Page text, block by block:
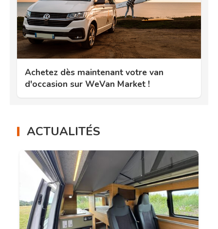
Achetez dès maintenant votre van
d'occasion sur WeVan Market !
ACTUALITÉS